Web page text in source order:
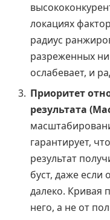
локациях
радиус
разреженных
ослабевает, и
Приоритет
результата
гарантирует,
результат
буст, даже если
далеко. Кривая
него, а не от